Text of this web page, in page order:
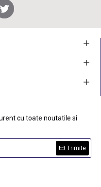
cu toate noutatile si
Trimite